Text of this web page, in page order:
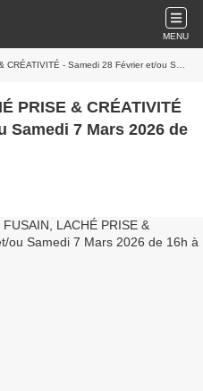
MENU
28 Février et/ou Samedi 7 Mars 2026 de 16h à 18h !
PRISE & CRÉATIVITÉ
Samedi 7 Mars 2026 de